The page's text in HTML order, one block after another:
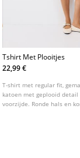
Tshirt Met Plooitjes
22,99 €
T-shirt met regular fit,
katoen met geplooid detail
voorzijde. Ronde hals en